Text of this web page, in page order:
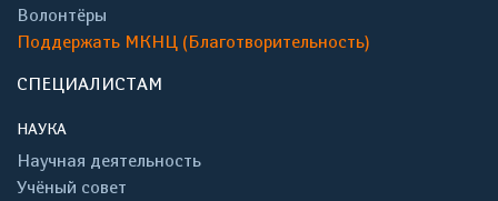
Волонтёры
Поддержать МКНЦ (Благотворительность)
СПЕЦИАЛИСТАМ
НАУКА
Научная деятельность
Учёный совет